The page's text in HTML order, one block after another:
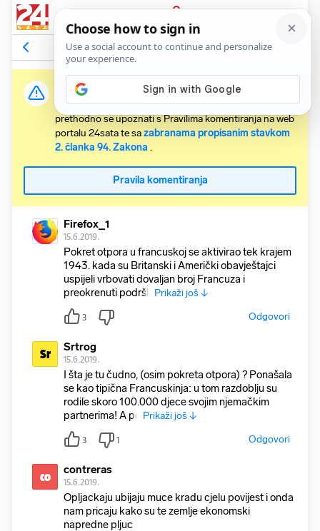
PRIJAVA
Komentari8 Relevantni
Važna obavijest:
Svaki korisnik koji želi komentirati članke obvezan je
prethodno se upoznati s Pravilima komentiranja na web
portalu 24sata te sazabranama propisanim stavkom
2. članka 94. Zakona .
Pravila komentiranja
Firefox_1
15.6.2019.
Pokret otpora u francuskoj se aktivirao tek krajem
1943. kada su Britanski i Američki obavještajci
uspijeli vrbovati dovaljan broj Francuza i
preokrenuti podršk Prikaži još ↓
3 Odgovori
Sr Srtrog
15.6.2019.
I šta je tu čudno, (osim pokreta otpora) ? Ponašala
se kao tipična Francuskinja: u tom razdoblju su
rodile skoro 100.000 djece svojim njemačkim
partnerima! A po Prikaži još ↓
3 1 Odgovori
co contreras
15.6.2019.
Opljackaju ubijaju muce kradu cjelu povijest i onda
nam pricaju kako su te zemlje ekonomski
napredne pljuc